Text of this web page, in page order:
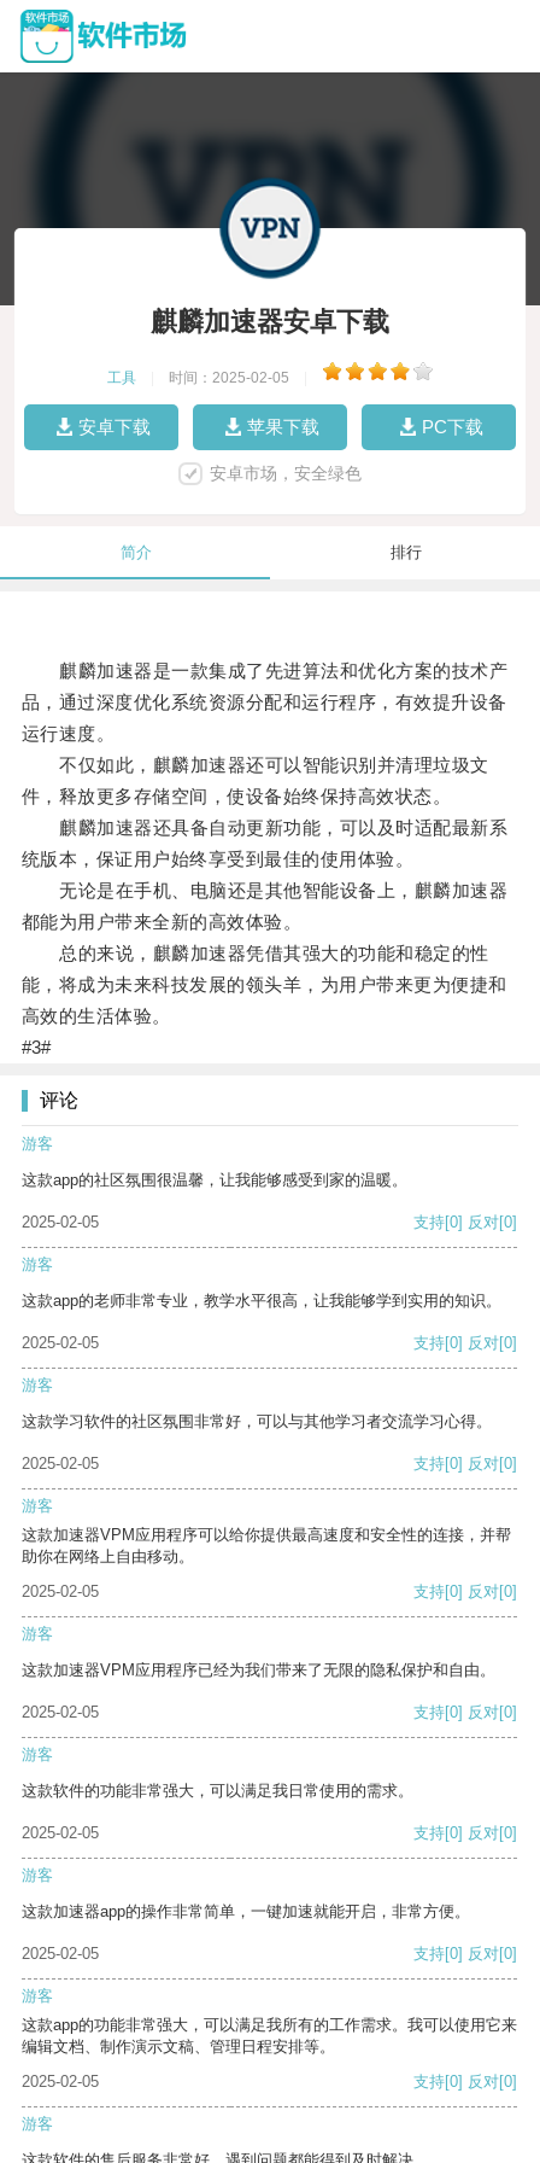
麒麟加速器安卓下载
工具 时间：2025-02-05
安卓下载 苹果下载 PC下载
安卓市场，安全绿色
简介 排行
麒麟加速器是一款集成了先进算法和优化方案的技术产
品，通过深度优化系统资源分配和运行程序，有效提升设备
运行速度。
不仅如此，麒麟加速器还可以智能识别并清理垃圾文
件，释放更多存储空间，使设备始终保持高效状态。
麒麟加速器还具备自动更新功能，可以及时适配最新系
统版本，保证用户始终享受到最佳的使用体验。
无论是在手机、电脑还是其他智能设备上，麒麟加速器
都能为用户带来全新的高效体验。
总的来说，麒麟加速器凭借其强大的功能和稳定的性
能，将成为未来科技发展的领头羊，为用户带来更为便捷和
高效的生活体验。
#3#
评论
游客
这款app的社区氛围很温馨，让我能够感受到家的温暖。
2025-02-05 支持[0] 反对[0]
游客
这款app的老师非常专业，教学水平很高，让我能够学到实用的知识。
2025-02-05 支持[0] 反对[0]
游客
这款学习软件的社区氛围非常好，可以与其他学习者交流学习心得。
2025-02-05 支持[0] 反对[0]
游客
这款加速器VPM应用程序可以给你提供最高速度和安全性的连接，并帮
助你在网络上自由移动。
2025-02-05
支持[0] 反对[0]
游客
这款加速器VPM应用程序已经为我们带来了无限的隐私保护和自由。
2025-02-05 支持[0] 反对[0]
游客
这款软件的功能非常强大，可以满足我日常使用的需求。
2025-02-05 支持[0] 反对[0]
游客
这款加速器app的操作非常简单，一键加速就能开启，非常方便。
2025-02-05 支持[0] 反对[0]
游客
这款app的功能非常强大，可以满足我所有的工作需求。我可以使用它来
编辑文档、制作演示文稿、管理日程安排等。
2025-02-05
支持[0] 反对[0]
游客